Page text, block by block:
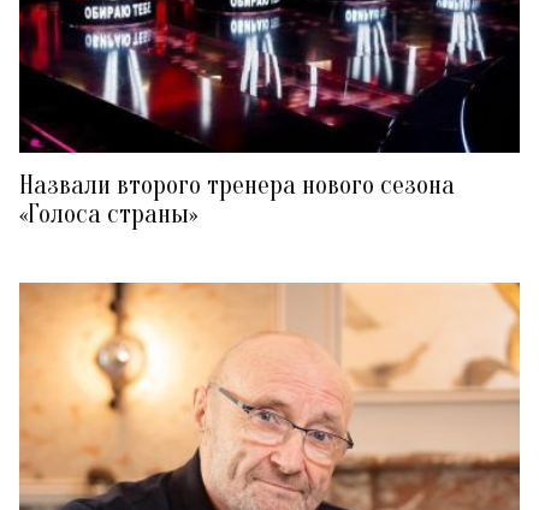
Назвали второго тренера нового сезона
«Голоса страны»